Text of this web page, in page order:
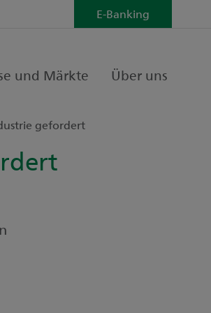
und Märkte Über uns
E-Banking
gefordert